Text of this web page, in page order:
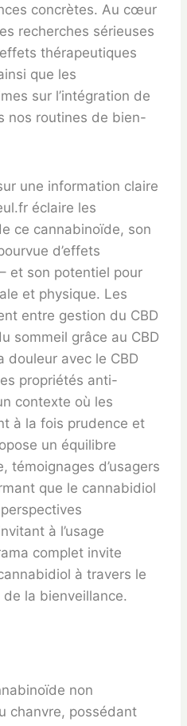
concrètes. Au cœur
recherches sérieuses
thérapeutiques
que les
sur l’intégration de
nos routines de bien-
une information claire
éclaire les
ce cannabinoïde, son
d’effets
et son potentiel pour
et physique. Les
entre gestion du CBD
sommeil grâce au CBD
douleur avec le CBD
propriétés anti-
contexte où les
à la fois prudence et
un équilibre
témoignages d’usagers
que le cannabidiol
à l’usage
complet invite
à travers le
la bienveillance.
non
chanvre, possédant